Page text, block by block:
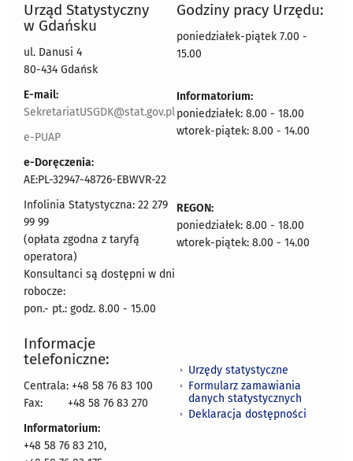
Urząd Statystyczny
w Gdańsku
ul. Danusi 4
80-434 Gdańsk
E-mail:
SekretariatUSGDK@stat.gov.pl
e-PUAP
e-Doręczenia:
AE:PL-32947-48726-EBWVR-22
Infolinia Statystyczna: 22 279
99 99
(opłata zgodna z taryfą
operatora)
Konsultanci są dostępni w dni
robocze:
pon.- pt.: godz. 8.00 - 15.00
Godziny pracy Urzędu:
poniedziałek-piątek 7.00 -
15.00
Informatorium:
poniedziałek: 8.00 - 18.00
wtorek-piątek: 8.00 - 14.00
REGON:
poniedziałek: 8.00 - 18.00
wtorek-piątek: 8.00 - 14.00
Informacje
telefoniczne:
Centrala: +48 58 76 83 100
Fax:
+48 58 76 83 270
Informatorium:
+48 58 76 83 210,
Urzędy statystyczne
Formularz zamawiania
danych statystycznych
Deklaracja dostępności